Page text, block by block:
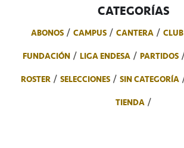
CATEGORÍAS
ABONOS CAMPUS CANTERA CLUB
FUNDACIÓN
LIGA ENDESA PARTIDOS
ROSTER
SELECCIONES SIN CATEGORÍA
TIENDA